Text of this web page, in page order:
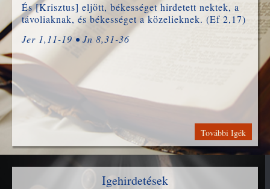
És [Krisztus] eljött, békességet hirdetett nektek, a
távoliaknak, és békességet a közelieknek. (Ef 2,17)
Jer 1,11-19 • Jn 8,31-36
További Igék
Igehirdetések